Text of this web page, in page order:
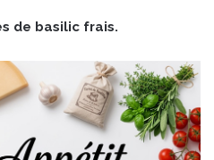
de basilic frais.